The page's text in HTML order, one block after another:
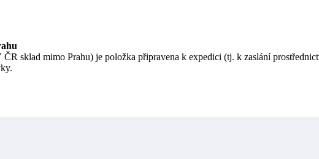
sklad mimo Prahu) je položka připravena k expedici (tj. k zaslání